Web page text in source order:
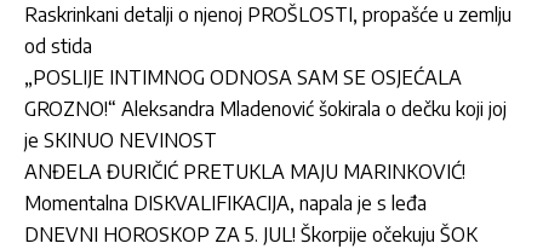
Raskrinkani detalji o njenoj PROŠLOSTI, propašće u zemlju
od stida
„POSLIJE INTIMNOG ODNOSA SAM SE OSJEĆALA
GROZNO!“ Aleksandra Mladenović šokirala o dečku koji joj
je SKINUO NEVINOST
ANĐELA ĐURIČIĆ PRETUKLA MAJU MARINKOVIĆ!
Momentalna DISKVALIFIKACIJA, napala je s leđa
DNEVNI HOROSKOP ZA 5. JUL! Škorpije očekuju ŠOK